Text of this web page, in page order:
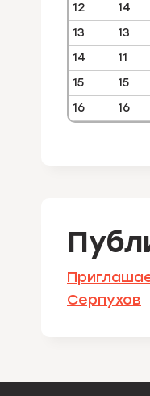
12
14
13
13
14
11
15
15
16
16
Серпухов